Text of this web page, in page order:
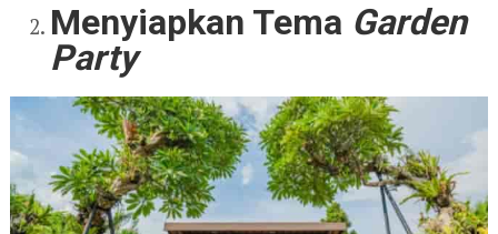
Menyiapkan Tema Garden
Party